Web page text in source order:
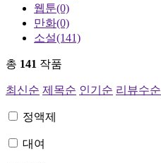
웹툰(0)
만화(0)
소설(141)
총 141 작품
최신순 제목순 인기순 리뷰수순
정액제
대여